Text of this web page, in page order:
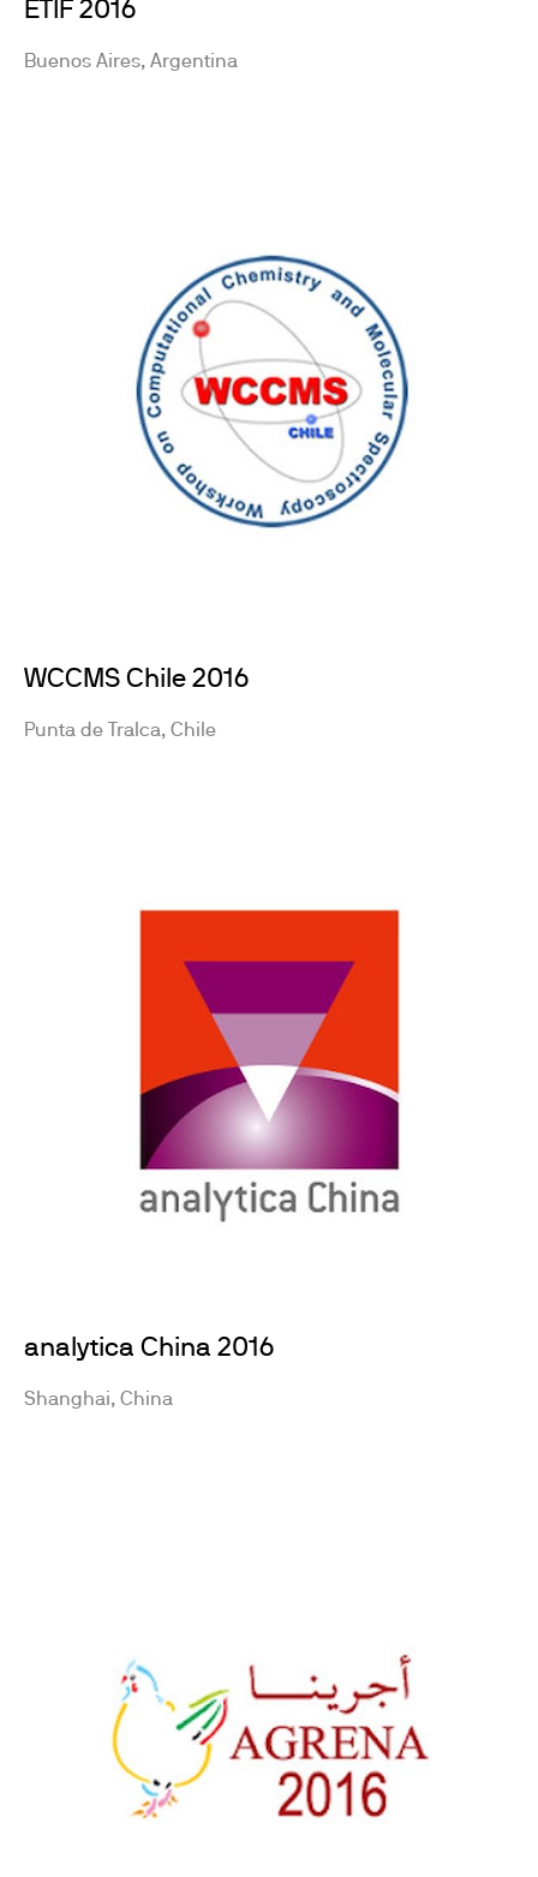
ETIF 2016
Buenos Aires, Argentina
WCCMS Chile 2016
Punta de Tralca, Chile
analytica China 2016
Shanghai, China